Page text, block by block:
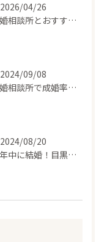
2026/04/26
結婚相談所とおすすめの選び方を東京都目黒区エリアで詳しく解説
2024/09/08
結婚相談所で成婚率を高める秘訣とは？成功体験から学ぶ実践的アドバイス
2024/08/20
今年中に結婚！目黒の結婚相談所で理想のお相手を見つける方法